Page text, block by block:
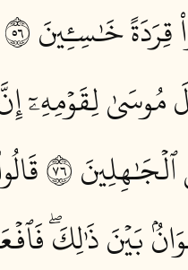
خَٰسِـِٔينَ ٦٥
مُوسَىٰ لِقَوۡمِهِۦٓ
٦٧
بَيۡنَ ذَٰلِكَۖ